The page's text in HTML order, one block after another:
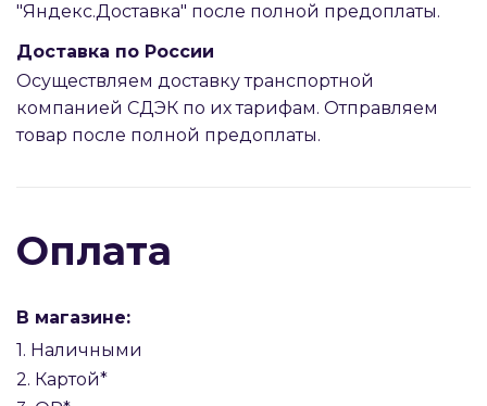
"Яндекс.Доставка" после полной предоплаты.
Доставка по России
Осуществляем доставку транспортной
компанией СДЭК по их тарифам. Отправляем
товар после полной предоплаты.
Оплата
В магазине:
1. Наличными
2. Картой*